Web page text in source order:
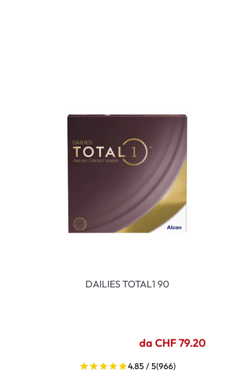
DAILIES TOTAL1 90
da CHF 79.20
4.85 / 5(966)